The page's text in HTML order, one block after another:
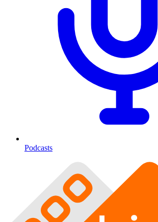
Podcasts